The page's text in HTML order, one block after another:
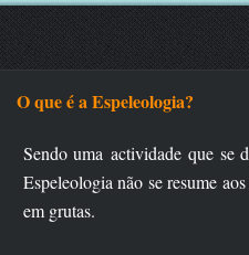
O que é a Espeleologia?
Sendo uma actividade que se
Espeleologia não se resume
em grutas.